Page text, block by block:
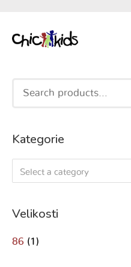
Search
Kategorie
Select a category
Velikosti
86 (1)